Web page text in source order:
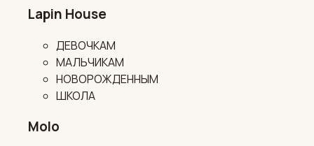
Lapin House
ДЕВОЧКАМ
МАЛЬЧИКАМ
НОВОРОЖДЕННЫМ
ШКОЛА
Molo